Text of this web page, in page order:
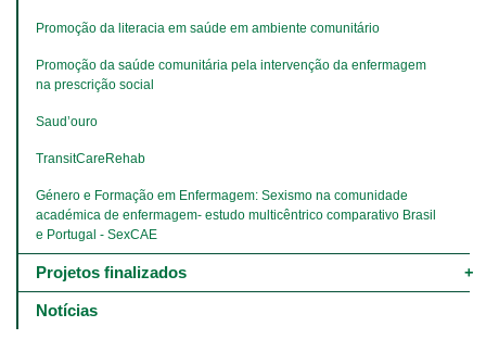
Promoção da literacia em saúde em ambiente comunitário
​​​​​​​Promoção da saúde comunitária pela intervenção da enfermagem
na prescrição social
Saud’ouro
TransitCareRehab
Género e Formação em Enfermagem: Sexismo na comunidade
académica de enfermagem- estudo multicêntrico comparativo Brasil
e Portugal - SexCAE
Projetos finalizados
Notícias